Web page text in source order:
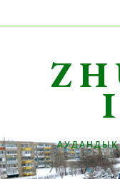
to
АУДАНДЫҚ